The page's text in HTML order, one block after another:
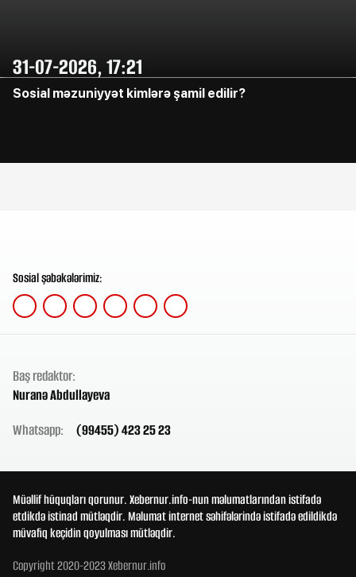
31-07-2026, 17:21
Sosial məzuniyyət kimlərə şamil edilir?
Sosial şəbəkələrimiz:
Baş redaktor:
Nuranə Abdullayeva
Whatsapp:
(99455) 423 25 23
Müəllif hüquqları qorunur. Xebernur.info-nun məlumatlarından istifadə
etdikdə istinad mütləqdir. Məlumat internet səhifələrində istifadə edildikdə
müvafiq keçidin qoyulması mütləqdir.
Copyright 2020-2023 Xebernur.info